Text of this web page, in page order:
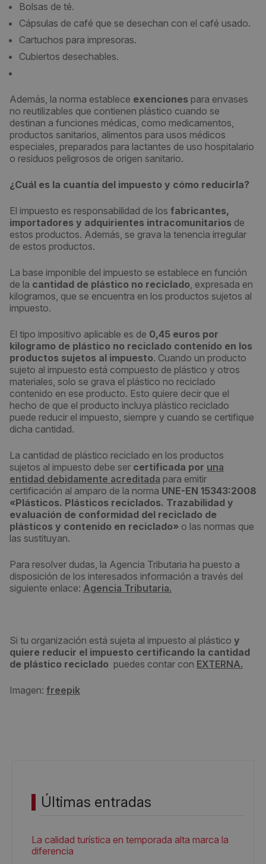
Bolsas de té.
Cápsulas de café que se desechan con el café usado.
Cartuchos para impresoras.
Cubiertos desechables.
Además, la norma establece exenciones para envases
no reutilizables que contienen plástico cuando se
destinan a funciones médicas, como medicamentos,
productos sanitarios, alimentos para usos médicos
especiales, preparados para lactantes de uso hospitalario
o residuos peligrosos de origen sanitario.
¿Cuál es la cuantía del impuesto y cómo reducirla?
El impuesto es responsabilidad de los fabricantes,
importadores y adquirientes intracomunitarios de
estos productos. Además, se grava la tenencia irregular
de estos productos.
La base imponible del impuesto se establece en función
de la cantidad de plástico no reciclado, expresada en
kilogramos, que se encuentra en los productos sujetos al
impuesto.
El tipo impositivo aplicable es de 0,45 euros por
kilogramo de plástico no reciclado contenido en los
productos sujetos al impuesto. Cuando un producto
sujeto al impuesto está compuesto de plástico y otros
materiales, solo se grava el plástico no reciclado
contenido en ese producto. Esto quiere decir que el
hecho de que el producto incluya plástico reciclado
puede reducir el impuesto, siempre y cuando se certifique
dicha cantidad.
La cantidad de plástico reciclado en los productos
sujetos al impuesto debe ser certificada por una
entidad debidamente acreditada para emitir
certificación al amparo de la norma UNE-EN 15343:2008
«Plásticos. Plásticos reciclados. Trazabilidad y
evaluación de conformidad del reciclado de
plásticos y contenido en reciclado» o las normas que
las sustituyan.
Para resolver dudas, la Agencia Tributaria ha puesto a
disposición de los interesados información a través del
siguiente enlace: Agencia Tributaria.
Si tu organización está sujeta al impuesto al plástico y
quiere reducir el impuesto certificando la cantidad
de plástico reciclado puedes contar con EXTERNA.
Imagen: freepik
Últimas entradas
La calidad turística en temporada alta marca la
diferencia